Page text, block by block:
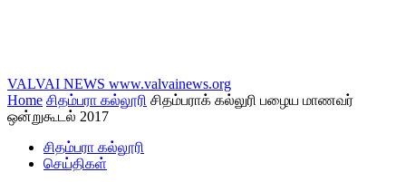
VALVAI NEWS www.valvainews.org
Home சிதம்பரா கல்லூரி சிதம்பராக் கல்லுரி பழைய மாணவர்
ஒன்றுகூடல் 2017
சிதம்பரா கல்லூரி
செய்திகள்